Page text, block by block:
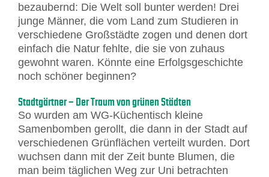
bezaubernd: Die Welt soll bunter werden! Drei
junge Männer, die vom Land zum Studieren in
verschiedene Großstädte zogen und denen dort
einfach die Natur fehlte, die sie von zuhaus
gewohnt waren. Könnte eine Erfolgsgeschichte
noch schöner beginnen?
Stadtgärtner – Der Traum von grünen Städten
So wurden am WG-Küchentisch kleine
Samenbomben gerollt, die dann in der Stadt auf
verschiedenen Grünflächen verteilt wurden. Dort
wuchsen dann mit der Zeit bunte Blumen, die
man beim täglichen Weg zur Uni betrachten